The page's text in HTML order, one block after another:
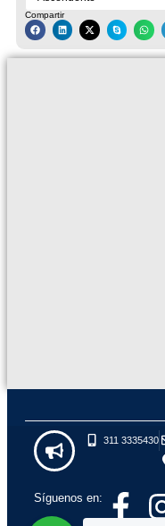
Compartir
311 3335430
Síguenos en: